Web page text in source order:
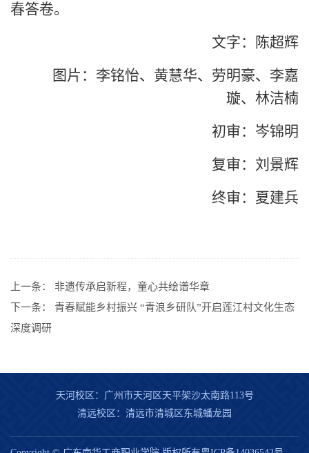
春答卷。
文字：陈超辉
图片：李铭怡、黄慧华、劳明豪、李嘉
璇、林洁楠
初审：岑锦明
复审：刘景辉
终审：夏建兵
上一条： 非遗传承启新程，童心共绘谱华章
下一条： 青春赋能乡村振兴 “青浪乡研队”开启莲江村文化生态
深度调研
天河校区：广州市天河区天平架沙太南路113号
清远校区：清远市清城区东城蟠龙园